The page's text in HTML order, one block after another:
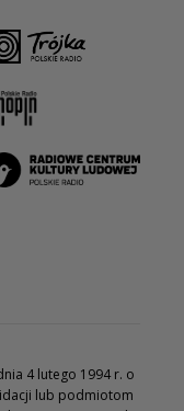
4 lutego 1994 r. o
lub podmiotom